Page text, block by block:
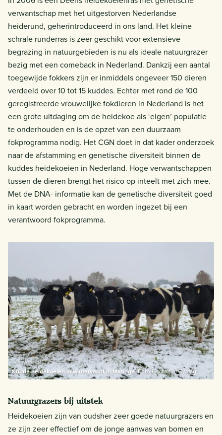
verwantschap met het uitgestorven Nederlandse
heiderund, geherintroduceerd in ons land. Het kleine
schrale runderras is zeer geschikt voor extensieve
begrazing in natuurgebieden is nu als ideale natuurgrazer
bezig met een comeback in Nederland. Dankzij een aantal
toegewijde fokkers zijn er inmiddels ongeveer 150 dieren
verdeeld over 10 tot 15 kuddes. Echter met rond de 100
geregistreerde vrouwelijke fokdieren in Nederland is het
een grote uitdaging om de heidekoe als ‘eigen’ populatie
te onderhouden en is de opzet van een duurzaam
fokprogramma nodig. Het CGN doet in dat kader onderzoek
naar de afstamming en genetische diversiteit binnen de
kuddes heidekoeien in Nederland. Hoge verwantschappen
tussen de dieren brengt het risico op inteelt met zich mee.
Met de DNA- informatie kan de genetische diversiteit goed
in kaart worden gebracht en worden ingezet bij een
verantwoord fokprogramma.
Kudde heidekoeien in wintervacht in MatingeFoto F. van der Zwaag
Natuurgrazers bij uitstek
Heidekoeien zijn van oudsher zeer goede natuurgrazers en
ze zijn zeer effectief om de jonge aanwas van bomen en